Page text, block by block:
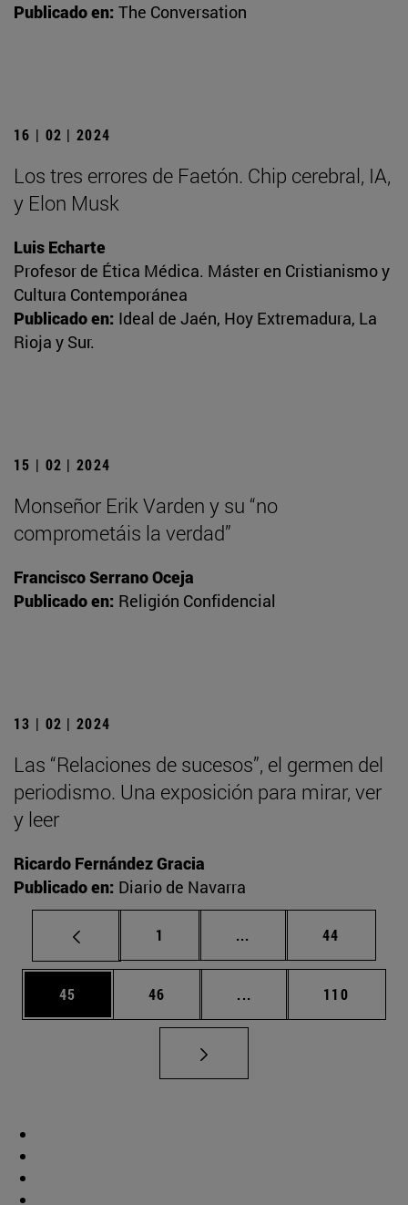
Publicado en: The Conversation
16 | 02 | 2024
Los tres errores de Faetón. Chip cerebral, IA,
y Elon Musk
Luis Echarte
Profesor de Ética Médica. Máster en Cristianismo y
Cultura Contemporánea
Publicado en: Ideal de Jaén, Hoy Extremadura, La
Rioja y Sur.
15 | 02 | 2024
Monseñor Erik Varden y su “no
comprometáis la verdad”
Francisco Serrano Oceja
Publicado en: Religión Confidencial
13 | 02 | 2024
Las “Relaciones de sucesos”, el germen del
periodismo. Una exposición para mirar, ver
y leer
Ricardo Fernández Gracia
Publicado en: Diario de Navarra
Página
1 ... Páginas intermedias
Página
44
Página
45 Página
46 ... Páginas intermedias
Página
110